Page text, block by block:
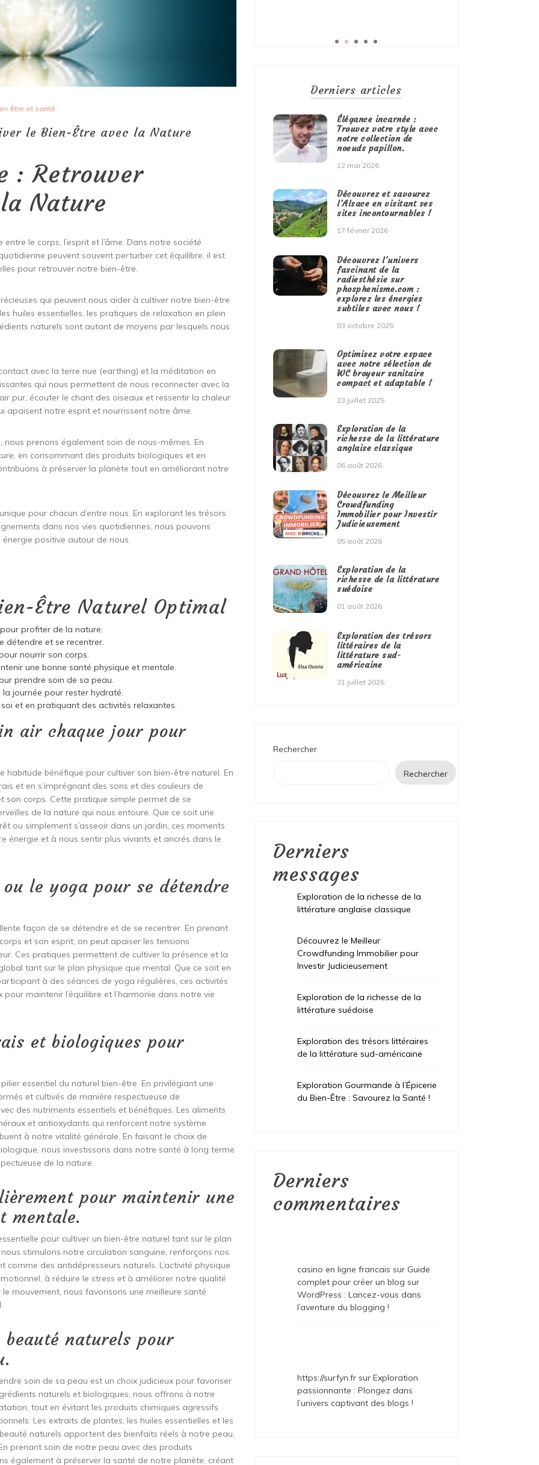
être et santé
le Bien-Être avec la Nature
: Retrouver
Nature
le corps, l’esprit et l’âme. Dans notre société
peuvent souvent perturber cet équilibre, il est
pour retrouver notre bien-être.
qui peuvent nous aider à cultiver notre bien-être
huiles essentielles, les pratiques de relaxation en plein
naturels sont autant de moyens par lesquels nous
avec la terre nue (earthing) et la méditation en
qui nous permettent de nous reconnecter avec la
pur, écouter le chant des oiseaux et ressentir la chaleur
apaisent notre esprit et nourrissent notre âme.
prenons également soin de nous-mêmes. En
en consommant des produits biologiques et en
à préserver la planète tout en améliorant notre
pour chacun d’entre nous. En explorant les trésors
dans nos vies quotidiennes, nous pouvons
positive autour de nous.
Être Naturel Optimal
profiter de la nature.
détendre et se recentrer.
nourrir son corps.
une bonne santé physique et mentale.
prendre soin de sa peau.
journée pour rester hydraté.
et en pratiquant des activités relaxantes.
air chaque jour pour
habitude bénéfique pour cultiver son bien-être naturel. En
et en s’imprégnant des sons et des couleurs de
son corps. Cette pratique simple permet de se
de la nature qui nous entoure. Que ce soit une
ou simplement s’asseoir dans un jardin, ces moments
énergie et à nous sentir plus vivants et ancrés dans le
le yoga pour se détendre
façon de se détendre et de se recentrer. En prenant
et son esprit, on peut apaiser les tensions
Ces pratiques permettent de cultiver la présence et la
tant sur le plan physique que mental. Que ce soit en
à des séances de yoga régulières, ces activités
maintenir l’équilibre et l’harmonie dans notre vie
et biologiques pour
essentiel du naturel bien-être. En privilégiant une
et cultivés de manière respectueuse de
des nutriments essentiels et bénéfiques. Les aliments
et antioxydants qui renforcent notre système
à notre vitalité générale. En faisant le choix de
nous investissons dans notre santé à long terme
de la nature.
pour maintenir une
mentale.
pour cultiver un bien-être naturel tant sur le plan
stimulons notre circulation sanguine, renforçons nos
des antidépresseurs naturels. L’activité physique
à réduire le stress et à améliorer notre qualité
mouvement, nous favorisons une meilleure santé
naturels pour
soin de sa peau est un choix judicieux pour favoriser
naturels et biologiques, nous offrons à notre
tout en évitant les produits chimiques agressifs
Les extraits de plantes, les huiles essentielles et les
naturels apportent des bienfaits réels à notre peau,
prenant soin de notre peau avec des produits
également à préserver la santé de notre planète, créant
Derniers articles
Élégance incarnée :
Trouvez votre style avec
notre collection de
noeuds papillon.
12 mai 2026
Découvrez et savourez
l’Alsace en visitant ses
sites incontournables !
17 février 2026
Découvrez l’univers
fascinant de la
radiesthésie sur
phosphenisme.com :
explorez les énergies
subtiles avec nous !
03 octobre 2025
Optimisez votre espace
avec notre sélection de
WC broyeur sanitaire
compact et adaptable !
23 juillet 2025
Exploration de la
richesse de la littérature
anglaise classique
06 août 2026
Découvrez le Meilleur
Crowdfunding
Immobilier pour Investir
Judicieusement
05 août 2026
Exploration de la
richesse de la littérature
suédoise
01 août 2026
Exploration des trésors
littéraires de la
littérature sud-
américaine
31 juillet 2026
Rechercher
Rechercher
Derniers
messages
Exploration de la richesse de la
littérature anglaise classique
Découvrez le Meilleur
Crowdfunding Immobilier pour
Investir Judicieusement
Exploration de la richesse de la
littérature suédoise
Exploration des trésors littéraires
de la littérature sud-américaine
Exploration Gourmande à l’Épicerie
du Bien-Être : Savourez la Santé !
Derniers
commentaires
casino en ligne francais sur Guide
complet pour créer un blog sur
WordPress : Lancez-vous dans
l’aventure du blogging !
https://surfyn.fr surExploration
passionnante : Plongez dans
l’univers captivant des blogs !